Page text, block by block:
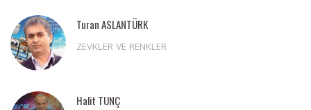
Turan ASLANTÜRK
ZEVKLER VE RENKLER
Halit TUNÇ